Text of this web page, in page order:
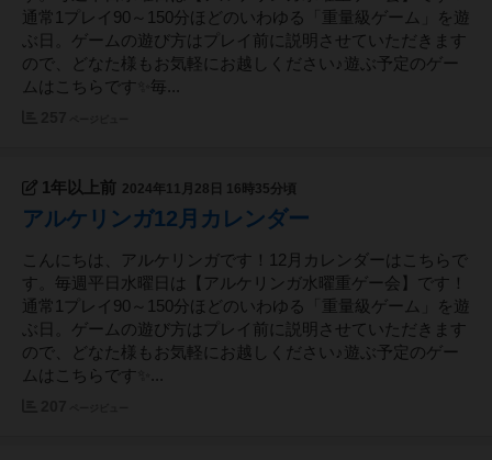
通常1プレイ90～150分ほどのいわゆる「重量級ゲーム」を遊
ぶ日。ゲームの遊び方はプレイ前に説明させていただきます
ので、どなた様もお気軽にお越しください♪遊ぶ予定のゲー
ムはこちらです✨毎...
1年以上前 2024年11月28日 16時35分頃
アルケリンガ12月カレンダー
こんにちは、アルケリンガです！12月カレンダーはこちらで
す。毎週平日水曜日は【アルケリンガ水曜重ゲー会】です！
通常1プレイ90～150分ほどのいわゆる「重量級ゲーム」を遊
ぶ日。ゲームの遊び方はプレイ前に説明させていただきます
ので、どなた様もお気軽にお越しください♪遊ぶ予定のゲー
ムはこちらです✨...